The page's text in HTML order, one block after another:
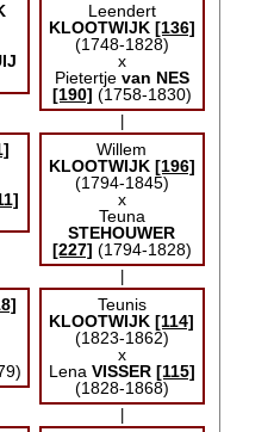
Leendert
KLOOTWIJK [136]
(1748-1828)
x
Pietertje van NES
[190] (1758-1830)
Willem
KLOOTWIJK [196]
(1794-1845)
x
Teuna
STEHOUWER
[227] (1794-1828)
Teunis
KLOOTWIJK [114]
(1823-1862)
x
Lena VISSER [115]
(1828-1868)